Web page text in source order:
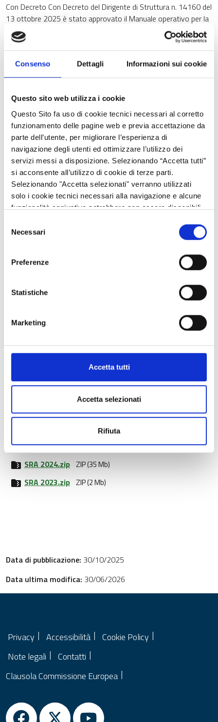
Consenso Dettagli Informazioni sui cookie
Questo sito web utilizza i cookie
Questo Sito fa uso di cookie tecnici necessari al corretto
funzionamento delle pagine web e previa accettazione da
parte dell’utente, per migliorare l’esperienza di
navigazione degli utenti ed ottimizzare l’utilizzo dei
servizi messi a disposizione. Selezionando “Accetta tutti”
si acconsente all’utilizzo di cookie di terze parti.
Selezionando "Accetta selezionati" verranno utilizzati
solo i cookie tecnici necessari alla navigazione e alcune
funzionalità aggiuntive potrebbero non essere disponibili.
delNecessari
Preferenze
Statistiche
Marketing
Accetta tutti
Accetta selezionati
Rifiuta
Con Decreto Con Decreto del Dirigente di Struttura n. 14160 del
13 ottobre 2025 è stato approvato il Manuale operativo per la
Gestione e il Controllo delle domande di sostegno/pagamento
degli Interventi in materia di ambiente e di clima (SRA)” – quinta
versione che contiene anche i modelli delle Check list e delle
Relazioni di Controllo da utilizzare nello svolgimento dei
controlli.
Il Manuale e il Decreto di approvazione sono riportati nella
sezione allegati, dove sono disponibili anche le versioni
precedenti con relativi Atti di approvazione.
Referente
Bruna Capurso
Posizione di Elevata Qualificazione: INTERVENTI FEASR
Tel. 02.6765.3642
Documenti allegati
S.pdf
SRA 2025.zip ZIP (37 Mb)
SRA 2024.zip ZIP (35 Mb)
SRA 2023.zip ZIP (2 Mb)
Data di pubblicazione: 30/10/2025
Data ultima modifica: 30/06/2026
Privacy Accessibilità
Cookie Policy
Note legali
Contatti
Clausola Commissione Europea